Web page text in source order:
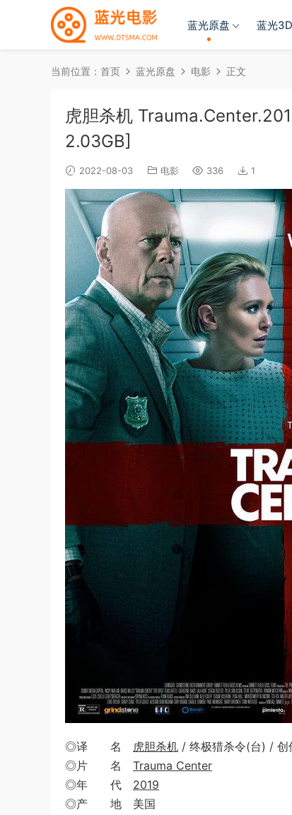
蓝光原盘 蓝光3D
当前位置： 首页 蓝光原盘 电影 正文
虎胆杀机
2.03GB]
2022-08-03 电影 336 1
◎译 名 虎胆杀机 / 终极猎杀令(台) / 创
◎片 名 Trauma Center
◎年 代 2019
◎产 地 美国